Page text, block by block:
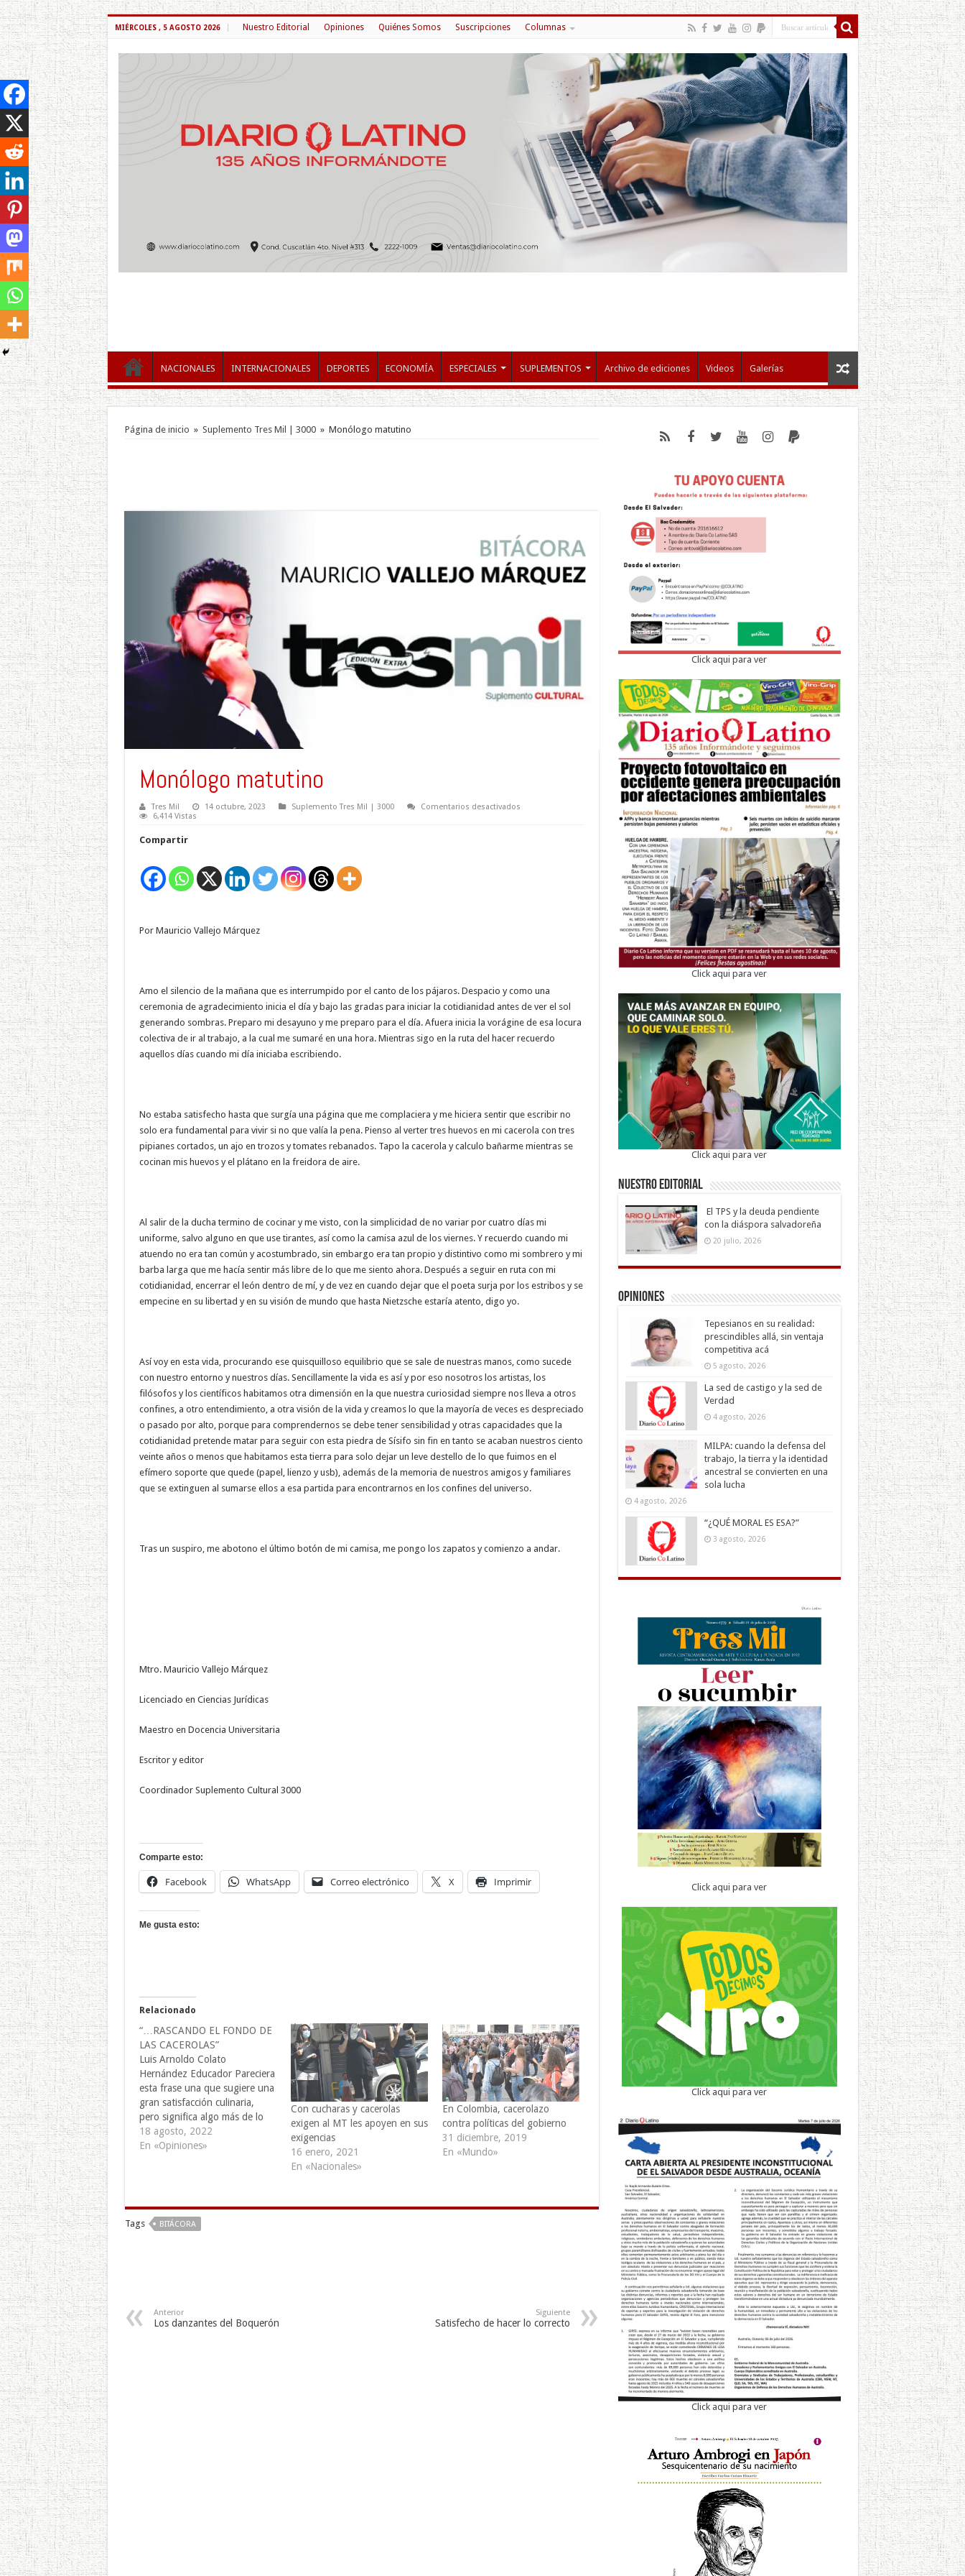
MIÉRCOLES , 5 AGOSTO 2026 Nuestro Editorial Opiniones Quiénes Somos Suscripciones Columnas
NACIONALES INTERNACIONALES DEPORTES ECONOMÍA ESPECIALES SUPLEMENTOS Archivo de ediciones Videos Galerías
Página de inicio » Suplemento Tres Mil | 3000 » Monólogo matutino
Monólogo matutino
Tres Mil 14 octubre, 2023 Suplemento Tres Mil | 3000 Comentarios desactivadosen
6,414 Vistas
Compartir
Por Mauricio Vallejo Márquez
Amo el silencio de la mañana que es interrumpido por el canto de los pájaros. Despacio y como una
ceremonia de agradecimiento inicia el día y bajo las gradas para iniciar la cotidianidad antes de ver el sol
generando sombras. Preparo mi desayuno y me preparo para el día. Afuera inicia la vorágine de esa locura
colectiva de ir al trabajo, a la cual me sumaré en una hora. Mientras sigo en la ruta del hacer recuerdo
aquellos días cuando mi día iniciaba escribiendo.
No estaba satisfecho hasta que surgía una página que me complaciera y me hiciera sentir que escribir no
solo era fundamental para vivir si no que valía la pena. Pienso al verter tres huevos en mi cacerola con tres
pipianes cortados, un ajo en trozos y tomates rebanados. Tapo la cacerola y calculo bañarme mientras se
cocinan mis huevos y el plátano en la freidora de aire.
Al salir de la ducha termino de cocinar y me visto, con la simplicidad de no variar por cuatro días mi
uniforme, salvo alguno en que use tirantes, así como la camisa azul de los viernes. Y recuerdo cuando mi
atuendo no era tan común y acostumbrado, sin embargo era tan propio y distintivo como mi sombrero y mi
barba larga que me hacía sentir más libre de lo que me siento ahora. Después a seguir en ruta con mi
cotidianidad, encerrar el león dentro de mí, y de vez en cuando dejar que el poeta surja por los estribos y se
empecine en su libertad y en su visión de mundo que hasta Nietzsche estaría atento, digo yo.
Así voy en esta vida, procurando ese quisquilloso equilibrio que se sale de nuestras manos, como sucede
con nuestro entorno y nuestros días. Sencillamente la vida es así y por eso nosotros los artistas, los
filósofos y los científicos habitamos otra dimensión en la que nuestra curiosidad siempre nos lleva a otros
confines, a otro entendimiento, a otra visión de la vida y creamos lo que la mayoría de veces es despreciado
o pasado por alto, porque para comprendernos se debe tener sensibilidad y otras capacidades que la
cotidianidad pretende matar para seguir con esta piedra de Sísifo sin fin en tanto se acaban nuestros ciento
veinte años o menos que habitamos esta tierra para solo dejar un leve destello de lo que fuimos en el
efímero soporte que quede (papel, lienzo y usb), además de la memoria de nuestros amigos y familiares
que se extinguen al sumarse ellos a esa partida para encontrarnos en los confines del universo.
Tras un suspiro, me abotono el último botón de mi camisa, me pongo los zapatos y comienzo a andar.
Mtro. Mauricio Vallejo Márquez
Licenciado en Ciencias Jurídicas
Maestro en Docencia Universitaria
Escritor y editor
Coordinador Suplemento Cultural 3000
Comparte esto:
Facebook WhatsApp Correo electrónico X Imprimir
Me gusta esto:
Relacionado
“…RASCANDO EL FONDO DE
LAS CACEROLAS”
Luis Arnoldo Colato
Hernández Educador Pareciera
esta frase una que sugiere una
gran satisfacción culinaria,
pero significa algo más de lo
que deja ver. Quienes se
relacionan con las finanzas
mis fondos y en
desesperación…
18 agosto, 2022
En «Opiniones»
Con cucharas y cacerolas
exigen al MT les apoyen en sus
exigencias
16 enero, 2021
En «Nacionales»
En Colombia, cacerolazo
contra políticas del gobierno
31 diciembre, 2019
En «Mundo»
Tags BITÁCORA
Anterior
Los danzantes del Boquerón
Siguiente
Satisfecho de hacer lo correcto
Click aqui para ver
Click aqui para ver
Click aqui para ver
Nuestro Editorial
El TPS y la deuda pendiente
con la diáspora salvadoreña
20 julio, 2026
Opiniones
Tepesianos en su realidad:
prescindibles allá, sin ventaja
competitiva acá
5 agosto, 2026
La sed de castigo y la sed de
Verdad
4 agosto, 2026
MILPA: cuando la defensa del
trabajo, la tierra y la identidad
ancestral se convierten en una
sola lucha
4 agosto, 2026
“¿QUÉ MORAL ES ESA?”
3 agosto, 2026
Click aqui para ver
Click aqui para ver
Click aqui para ver